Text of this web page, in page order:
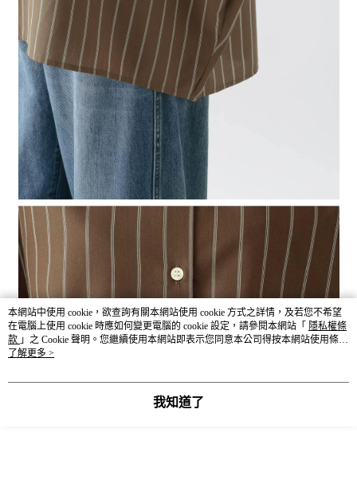
本網站中使用 cookie，欲查詢有關本網站使用 cookie 方式之詳情，及若您不希望
在電腦上使用 cookie 時應如何變更電腦的 cookie 設定，請參閱本網站「 隱私權條
款 」之 Cookie 聲明。您繼續使用本網站即表示您同意本公司得按本網站使用條款
之 Cookie 聲明使用 cookie。
了解更多 >
我知道了